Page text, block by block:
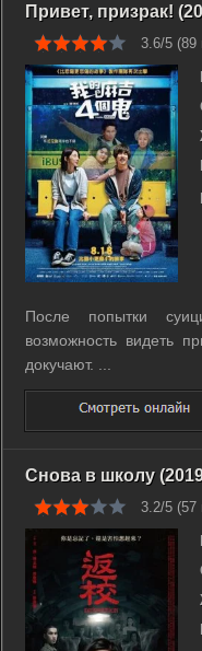
Привет, призрак!
3.6/5 (89
После попытки
возможность видеть
докучают. ...
Снова в школу
3.2/5 (57